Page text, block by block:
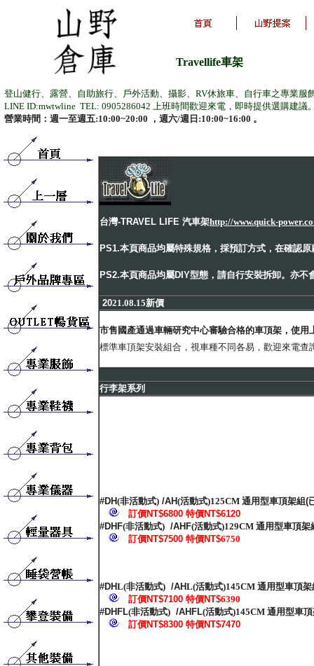
Travellife車架
登山健行、露營、自助旅行、戶外活動、攝影、RV休旅車、自行車之專業服
LINE ID:mwtwline TEL: 0905286042 上班時間歡迎來電，即時提供選購建議
營業時間：週一至週五:10:00~20:00 ，週六/週日:10:00~16:00 。
台灣-TRAVEL LIFE 汽車架http://www.quick-
PS1.本頁商品均屬特殊規格，採預訂方式，在確認
PS2.本頁商品均屬DIY型態，請自行安裝拆卸。亦不
2021.08.15新價
市售國產通過車輛研究中心審驗合格的車頂架，使用
標準車頂架安裝組合，視車種不同各易，歡迎來電查
行李架系列
#DH(非活動式) /AH(活動式)125CM 通用型車頂架組(
訂價NT$6800 特價NT$6120
#DHF(非活動式) /AHF(活動式)129CM 通用型車頂架
訂價NT$7500 特價NT$6750
#DHL(非活動式) /AHL(活動式)145CM 通用型車頂架
訂價NT$7100 特價NT$6390
#DHFL(非活動式) /AHFL(活動式)145CM 通用型車
訂價NT$8300 特價NT$7470